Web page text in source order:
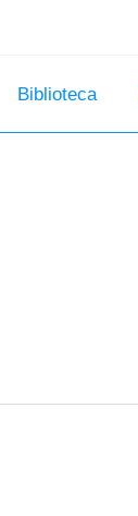
Biblioteca